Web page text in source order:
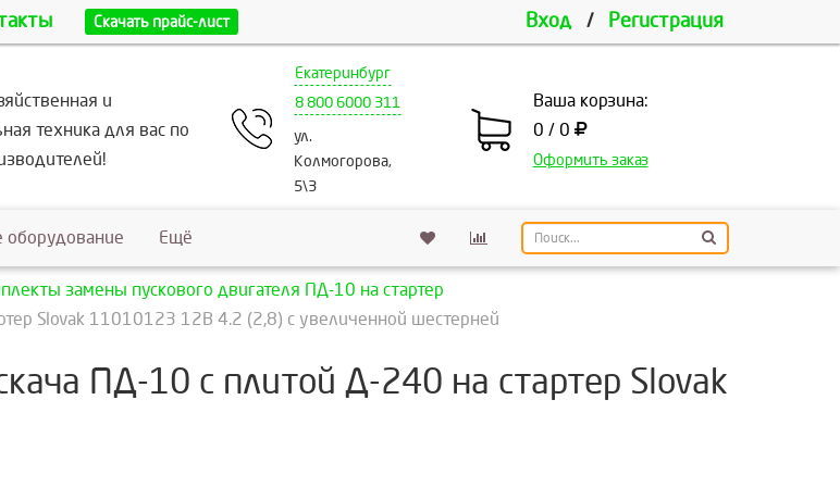
Скачать прайс-лист Вход / Регистрация
и
техника для вас по
Екатеринбург
8 800 6000 311
ул.
Колмогорова,
5\3
Ваша корзина:
0 / 0
Оформить заказ
оборудование Ещё
замены пускового двигателя ПД-10 на стартер
Slovak 11010123 12В 4.2 (2,8) с увеличенной шестерней
ПД-10 с плитой Д-240 на стартер Slovak